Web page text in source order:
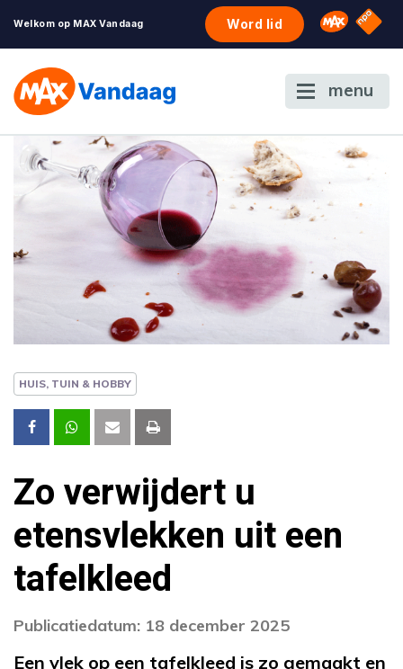
Welkom op MAX Vandaag Word lid Omroep
NPO
menu
HUIS, TUIN & HOBBY
Zo verwijdert u
etensvlekken uit een
tafelkleed
Publicatiedatum: 18 december 2025
Een vlek op een tafelkleed is zo gemaakt en